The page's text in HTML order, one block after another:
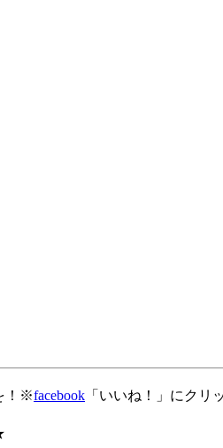
！※facebook 「いいね！」にクリ